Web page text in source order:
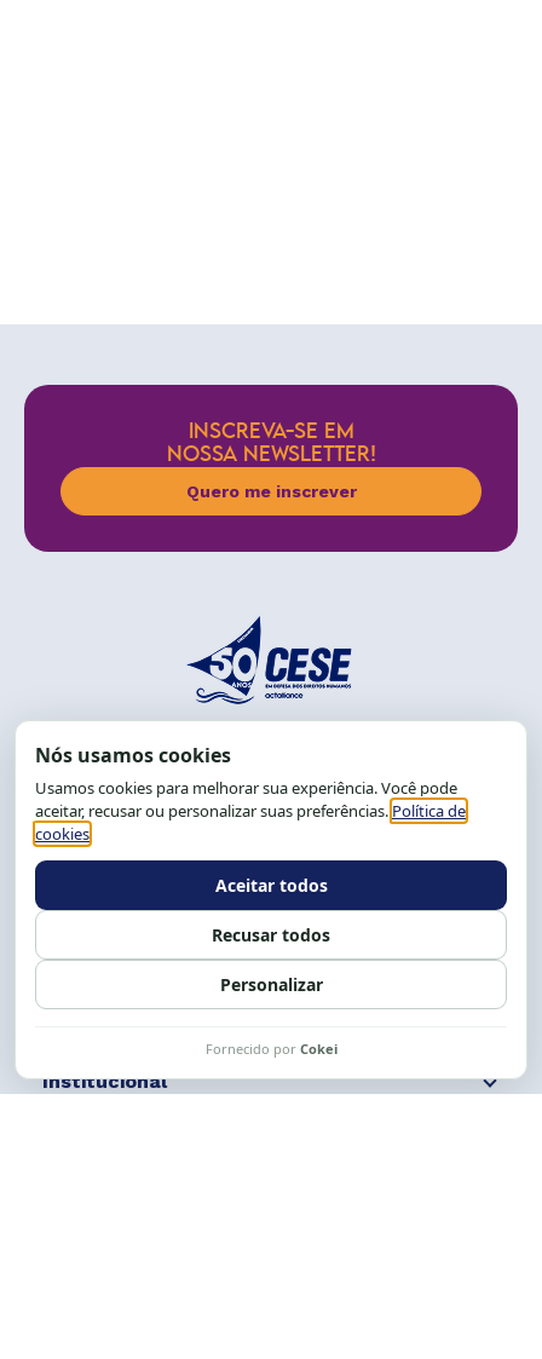
INSCREVA-SE EM
NOSSA NEWSLETTER!
Quero me inscrever
End.: R. da Graça, 150. Graça
CEP: 40.150-055
Salvador-BA, Brasil.
Tel.: (71) 2104-5457, Cel.: (71) 9 9239-2104 ou 2105
Expediente: 8h às 12h e 13 às 17h.
Siga nossas redes Fale conosco
Institucional